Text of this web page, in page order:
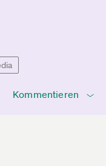
Kommentieren